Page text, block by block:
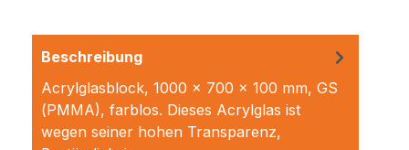
Beschreibung
Acrylglasblock, 1000 x 700 x 100 mm, GS
(PMMA), farblos. Dieses Acrylglas ist
wegen seiner hohen Transparenz,